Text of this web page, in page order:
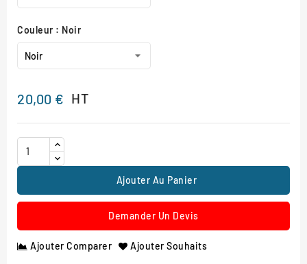
Couleur : Noir
20,00 € HT
Ajouter Au Panier
Demander Un Devis
Ajouter Comparer Ajouter Souhaits